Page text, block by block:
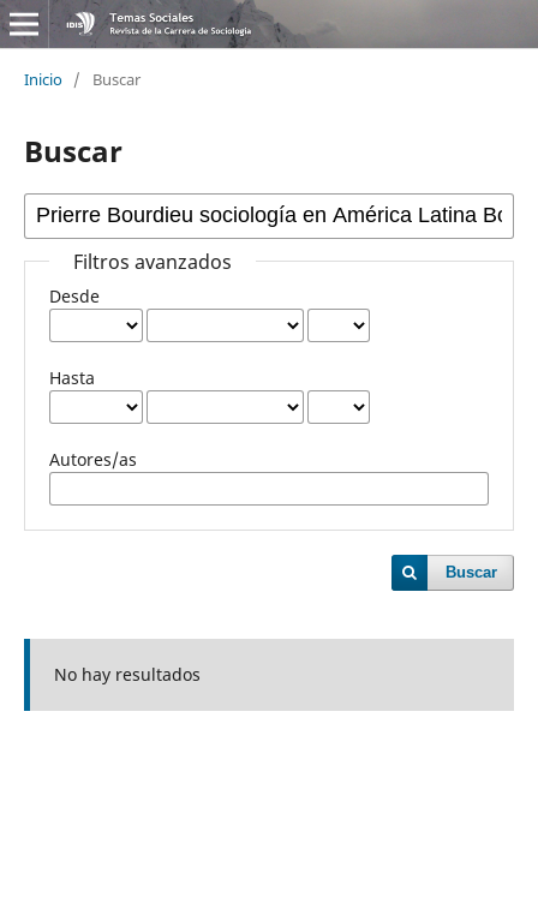
Inicio / Buscar
Buscar
Filtros avanzados
Desde
Hasta
Autores/as
Buscar
No hay resultados